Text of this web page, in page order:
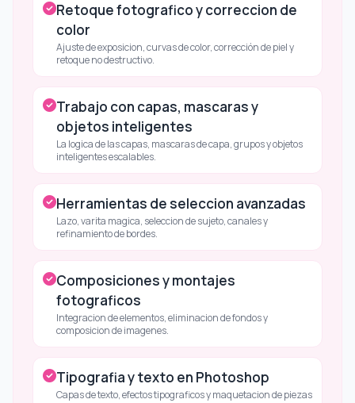
Retoque fotografico y correccion de
color
Ajuste de exposicion, curvas de color, corrección de piel y
retoque no destructivo.
Trabajo con capas, mascaras y
objetos inteligentes
La logica de las capas, mascaras de capa, grupos y objetos
inteligentes escalables.
Herramientas de seleccion avanzadas
Lazo, varita magica, seleccion de sujeto, canales y
refinamiento de bordes.
Composiciones y montajes
fotograficos
Integracion de elementos, eliminacion de fondos y
composicion de imagenes.
Tipografia y texto en Photoshop
Capas de texto, efectos tipograficos y maquetacion de piezas